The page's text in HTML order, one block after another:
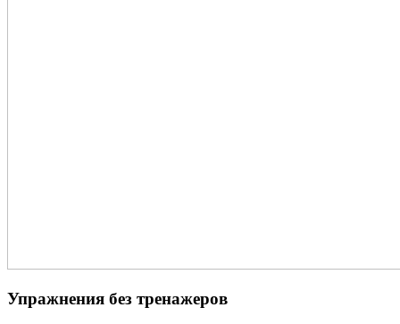
Упражнения без тренажеров